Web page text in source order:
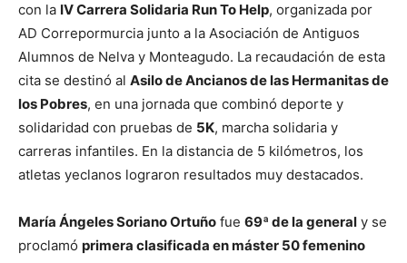
con la IV Carrera Solidaria Run To Help, organizada por
AD Correpormurcia junto a la Asociación de Antiguos
Alumnos de Nelva y Monteagudo. La recaudación de esta
cita se destinó al Asilo de Ancianos de las Hermanitas de
los Pobres, en una jornada que combinó deporte y
solidaridad con pruebas de 5K, marcha solidaria y
carreras infantiles. En la distancia de 5 kilómetros, los
atletas yeclanos lograron resultados muy destacados.
María Ángeles Soriano Ortuño fue 69ª de la general y se
proclamó primera clasificada en máster 50 femenino